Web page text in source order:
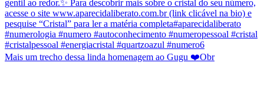
Mais um trecho dessa linda homenagem ao Gugu ❤️Obr